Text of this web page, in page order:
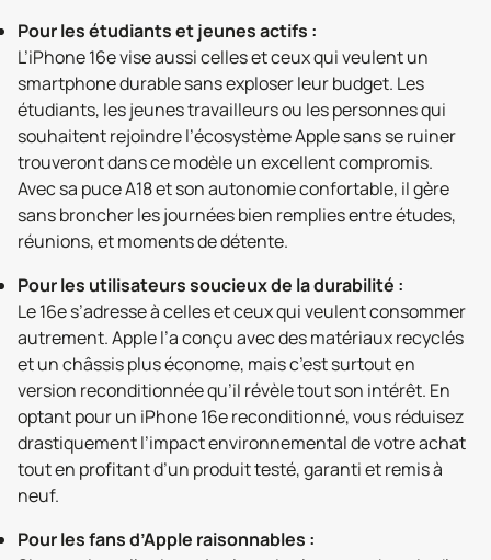
Pour les étudiants et jeunes actifs :
L’iPhone 16e vise aussi celles et ceux qui veulent un
smartphone durable sans exploser leur budget. Les
étudiants, les jeunes travailleurs ou les personnes qui
souhaitent rejoindre l’écosystème Apple sans se ruiner
trouveront dans ce modèle un excellent compromis.
Avec sa puce A18 et son autonomie confortable, il gère
sans broncher les journées bien remplies entre études,
réunions, et moments de détente.
Pour les utilisateurs soucieux de la durabilité :
Le 16e s’adresse à celles et ceux qui veulent consommer
autrement. Apple l’a conçu avec des matériaux recyclés
et un châssis plus économe, mais c’est surtout en
version reconditionnée qu’il révèle tout son intérêt. En
optant pour un iPhone 16e reconditionné, vous réduisez
drastiquement l’impact environnemental de votre achat
tout en profitant d’un produit testé, garanti et remis à
neuf.
Pour les fans d’Apple raisonnables :